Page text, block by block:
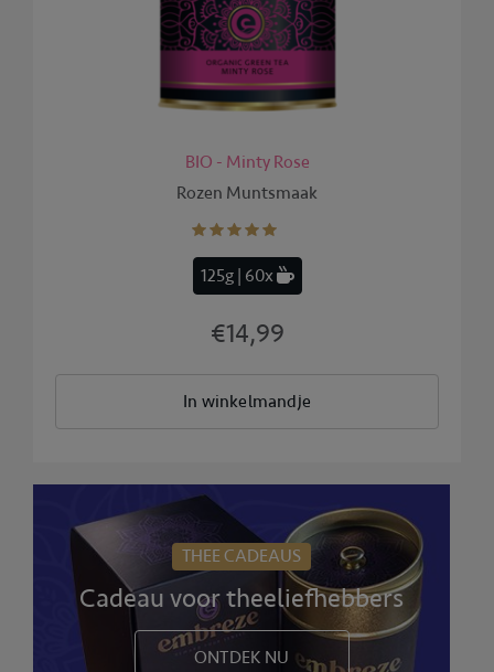
BIO - Minty Rose
Rozen Muntsmaak
125g | 60x
€14,99
In winkelmandje
THEE CADEAUS
Cadeau voor theeliefhebbers
ONTDEK NU